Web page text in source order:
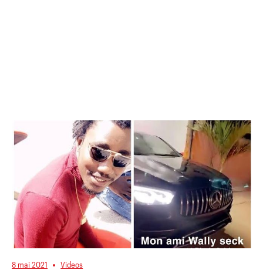
8 mai 2021 Videos